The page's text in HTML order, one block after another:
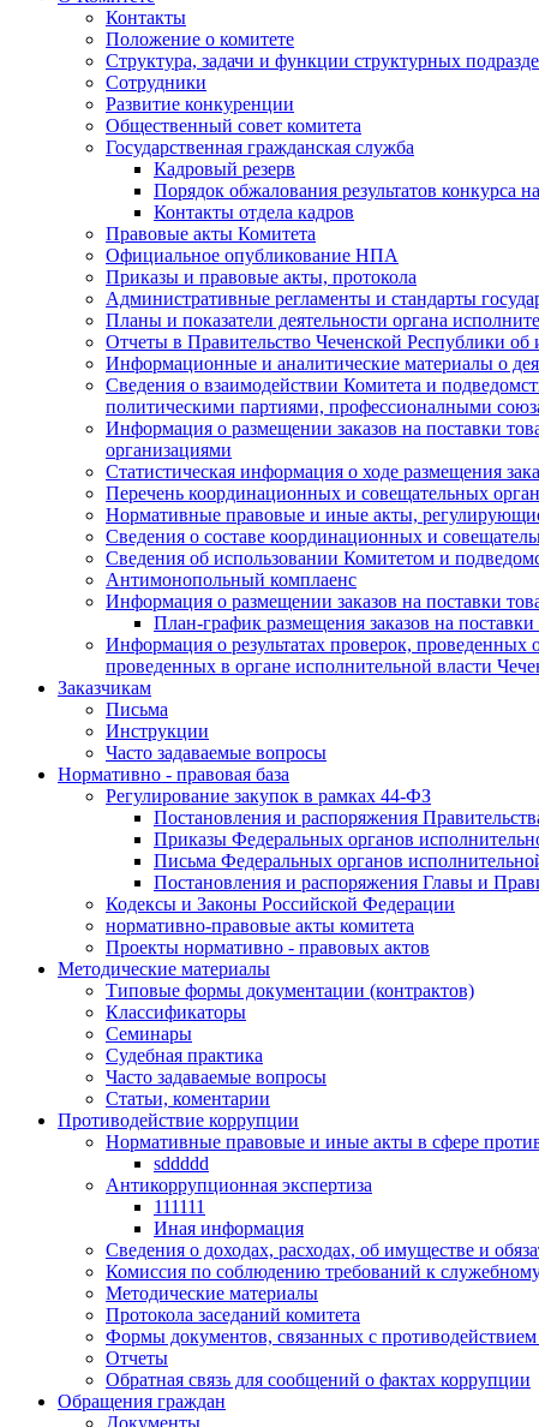
Контакты
Положение о комитете
Структура, задачи и функции структурных
Сотрудники
Развитие конкуренции
Общественный совет комитета
Государственная гражданская служба
Кадровый резерв
Порядок обжалования результатов конкурса
Контакты отдела кадров
Правовые акты Комитета
Официальное опубликование НПА
Приказы и правовые акты, протокола
Административные регламенты и стандарты
Планы и показатели деятельности органа
Отчеты в Правительство Чеченской Республики об
Информационные и аналитические материалы о
Сведения о взаимодействии Комитета и
политическими партиями, профессионалными
Информация о размещении заказов на поставки
организациями
Статистическая информация о ходе размещения
Перечень координационных и совещательных
Нормативные правовые и иные акты,
Сведения о составе координационных и
Сведения об использовании Комитетом и
Антимонопольный комплаенс
Информация о размещении заказов на поставки
План-график размещения заказов на
Информация о результатах проверок, проведенных
проведенных в органе исполнительной власти
Заказчикам
Письма
Инструкции
Часто задаваемые вопросы
Нормативно - правовая база
Регулирование закупок в рамках 44-ФЗ
Постановления и распоряжения
Приказы Федеральных органов
Письма Федеральных органов
Постановления и распоряжения Главы и
Кодексы и Законы Российской Федерации
нормативно-правовые акты комитета
Проекты нормативно - правовых актов
Методические материалы
Типовые формы документации (контрактов)
Классификаторы
Семинары
Судебная практика
Часто задаваемые вопросы
Статьи, коментарии
Противодействие коррупции
Нормативные правовые и иные акты в сфере
sddddd
Антикоррупционная экспертиза
111111
Иная информация
Сведения о доходах, расходах, об имуществе и
Комиссия по соблюдению требований к
Методические материалы
Протокола заседаний комитета
Формы документов, связанных с
Отчеты
Обратная связь для сообщений о фактах коррупции
Обращения граждан
Документы